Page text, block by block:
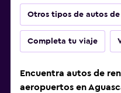
Otros tipos de autos de
Completa tu viaje
Encuentra autos de
aeropuertos en